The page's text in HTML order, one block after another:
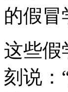
的假冒
这些假
刻说：